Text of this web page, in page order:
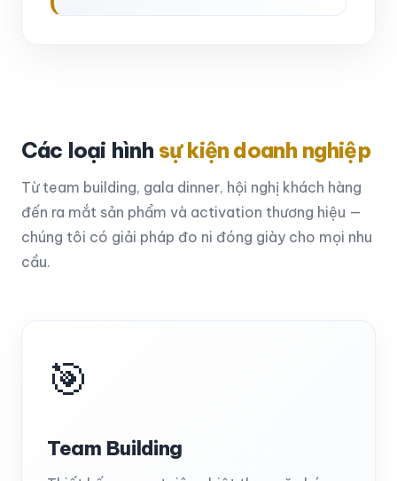
Các loại hình sự kiện doanh nghiệp
Từ team building, gala dinner, hội nghị khách hàng
đến ra mắt sản phẩm và activation thương hiệu —
chúng tôi có giải pháp đo ni đóng giày cho mọi nhu
cầu.
🎯
Team Building